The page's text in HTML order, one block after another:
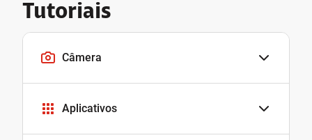
Tutoriais
Câmera
Aplicativos